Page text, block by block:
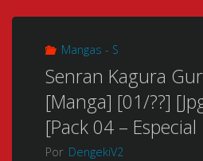
Mangas - S
Senran Kagura
[Manga] [01/??]
[Pack 04 –
Por DengekiV2